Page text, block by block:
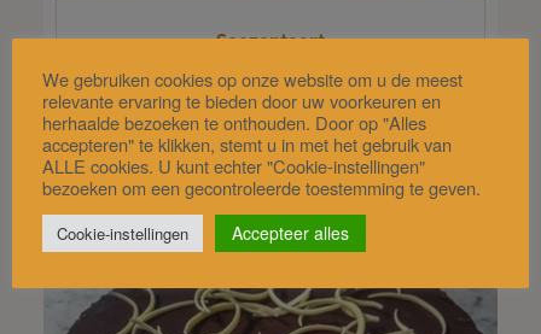
Soezentaart
(4/ 5)
We gebruiken cookies op onze website om u de meest
relevante ervaring te bieden door uw voorkeuren en
herhaalde bezoeken te onthouden. Door op "Alles
accepteren" te klikken, stemt u in met het gebruik van
ALLE cookies. U kunt echter "Cookie-instellingen"
bezoeken om een gecontroleerde toestemming te geven.
Cookie-instellingen Accepteer alles